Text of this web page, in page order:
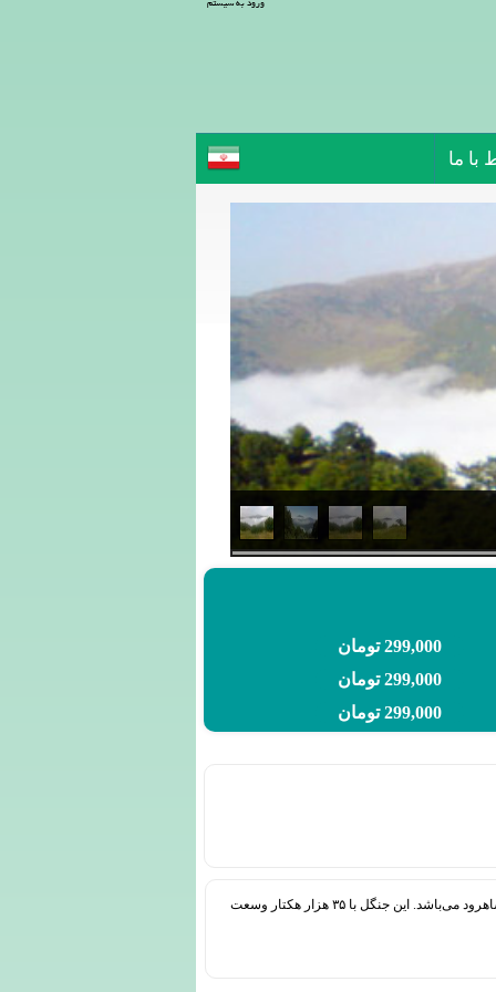
ورود به سیستم
با ما
299,000 تومان
299,000 تومان
299,000 تومان
جنگل ابر شاهرود قسمتی از قدیمی‌ترین و زیباترین جنگلهای هیرکانی است که با گونه‌های گیاهی و جانوری نادر، یکی از زیباترین تقاط شهرستان شاهرود می‌باشد. این جنگل با ۳۵ هزار هکتار وسعت